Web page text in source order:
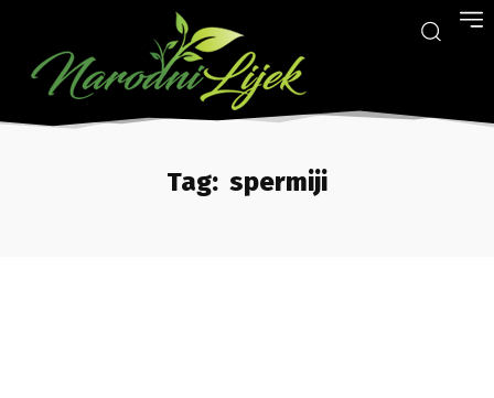
Tag: spermiji